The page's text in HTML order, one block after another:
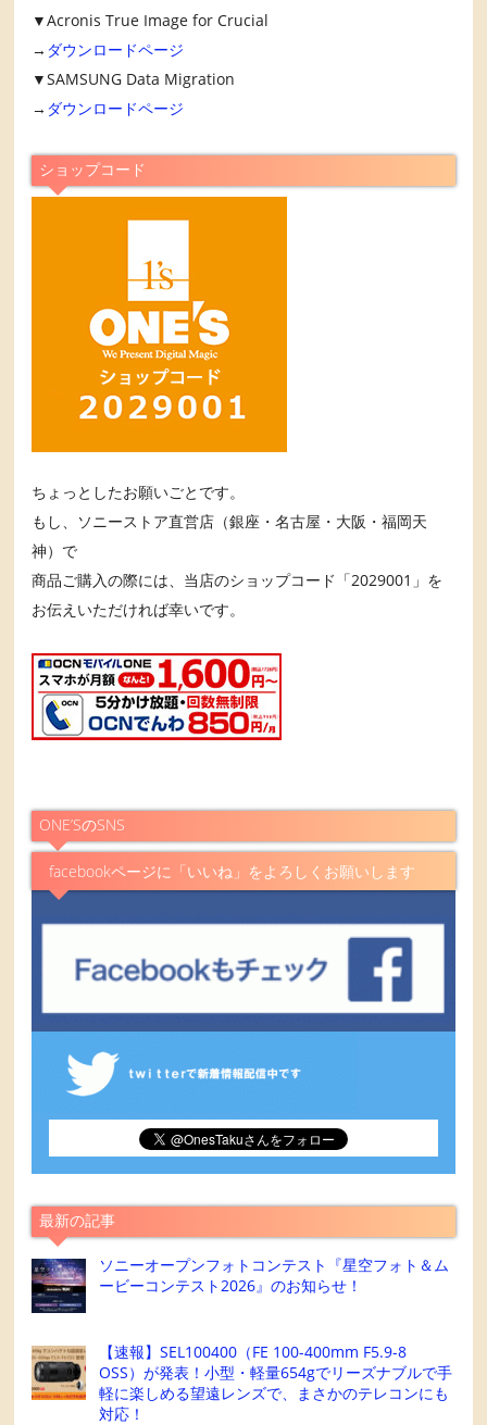
▼Acronis True Image for Crucial
→ ダウンロードページ
▼SAMSUNG Data Migration
→ ダウンロードページ
ショップコード
ちょっとしたお願いごとです。
もし、ソニーストア直営店（銀座・名古屋・大阪・福岡天
神）で
商品ご購入の際には、当店のショップコード「2029001」を
お伝えいただければ幸いです。
ONE’SのSNS
facebookページに「いいね」をよろしくお願いします
最新の記事
ソニーオープンフォトコンテスト『星空フォト＆ム
ービーコンテスト2026』のお知らせ！
【速報】SEL100400（FE 100-400mm F5.9-8
OSS）が発表！小型・軽量654gでリーズナブルで手
軽に楽しめる望遠レンズで、まさかのテレコンにも
対応！